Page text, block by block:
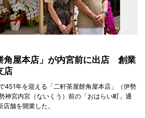
角屋本店」が内宮前に出店 創業
店
451年を迎える「二軒茶屋餅角屋本店」（伊勢
神宮内宮（ないくう）前の「おはらい町」通
舗を開業した。